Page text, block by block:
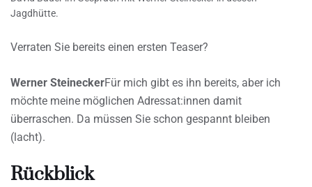
Jagdhütte.
Verraten Sie bereits einen ersten Teaser?
Werner SteineckerFür mich gibt es ihn bereits, aber ich
möchte meine möglichen Adressat:innen damit
überraschen. Da müssen Sie schon gespannt bleiben
(lacht).
Rückblick